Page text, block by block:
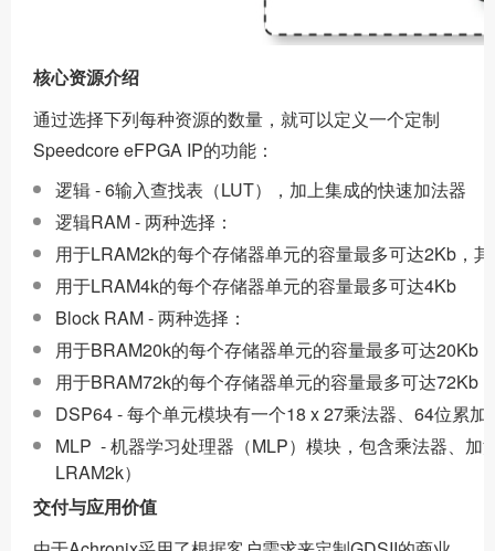
核心资源介绍
通过选择下列每种资源的数量，就可以定义一个定制
Speedcore eFPGA IP的功能：
逻辑 - 6输入查找表（LUT），加上集成的快速加法器
逻辑RAM - 两种选择：
用于LRAM2k的每个存储器单元的容量最多可达2Kb，
用于LRAM4k的每个存储器单元的容量最多可达4Kb
Block RAM - 两种选择：
用于BRAM20k的每个存储器单元的容量最多可达20Kb
用于BRAM72k的每个存储器单元的容量最多可达72Kb
DSP64 - 每个单元模块有一个18 x 27乘法器、64位累
MLP - 机器学习处理器（MLP）模块，包含乘法器、
LRAM2k）
交付与应用价值